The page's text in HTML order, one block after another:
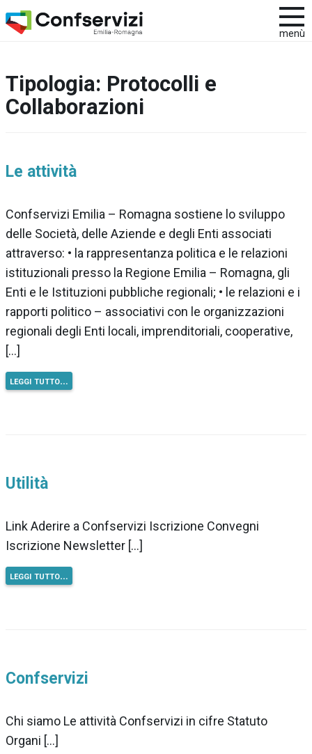
menù
Tipologia: Protocolli e
Collaborazioni
Le attività
Confservizi Emilia – Romagna sostiene lo sviluppo
delle Società, delle Aziende e degli Enti associati
attraverso: • la rappresentanza politica e le relazioni
istituzionali presso la Regione Emilia – Romagna, gli
Enti e le Istituzioni pubbliche regionali; • le relazioni e i
rapporti politico – associativi con le organizzazioni
regionali degli Enti locali, imprenditoriali, cooperative,
[…]
leggi tutto…
Utilità
Link Aderire a Confservizi Iscrizione Convegni
Iscrizione Newsletter […]
leggi tutto…
Confservizi
Chi siamo Le attività Confservizi in cifre Statuto
Organi […]